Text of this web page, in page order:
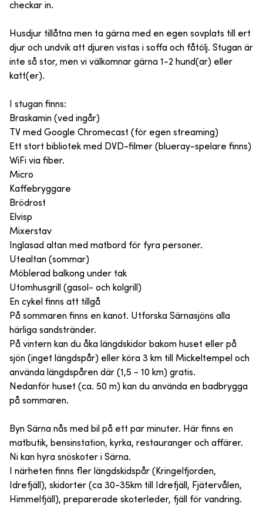
checkar in.
Husdjur tillåtna men ta gärna med en egen sovplats till ert
djur och undvik att djuren vistas i soffa och fåtölj. Stugan är
inte så stor, men vi välkomnar gärna 1-2 hund(ar) eller
katt(er).
I stugan finns:
Braskamin (ved ingår)
TV med Google Chromecast (för egen streaming)
Ett stort bibliotek med DVD-filmer (blueray-spelare finns)
WiFi via fiber.
Micro
Kaffebryggare
Brödrost
Elvisp
Mixerstav
Inglasad altan med matbord för fyra personer.
Utealtan (sommar)
Möblerad balkong under tak
Utomhusgrill (gasol- och kolgrill)
En cykel finns att tillgå
På sommaren finns en kanot. Utforska Särnasjöns alla
härliga sandstränder.
På vintern kan du åka längdskidor bakom huset eller på
sjön (inget längdspår) eller köra 3 km till Mickeltempel och
använda längdspåren där (1,5 - 10 km) gratis.
Nedanför huset (ca. 50 m) kan du använda en badbrygga
på sommaren.
Byn Särna nås med bil på ett par minuter. Här finns en
matbutik, bensinstation, kyrka, restauranger och affärer.
Ni kan hyra snöskoter i Särna.
I närheten finns fler längdskidspår (Kringelfjorden,
Idrefjäll), skidorter (ca 30-35km till Idrefjäll, Fjätervålen,
Himmelfjäll), preparerade skoterleder, fjäll för vandring.